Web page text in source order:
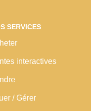
SERVICES
interactives
/ Gérer